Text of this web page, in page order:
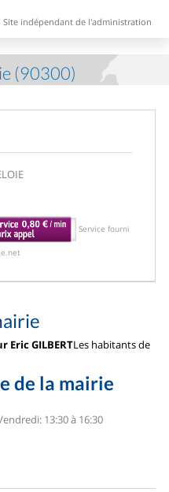
Site indépendant de l'administration
(90300)
Service fourni
Eric GILBERTLes habitants de
de la mairie
13:30 à 16:30